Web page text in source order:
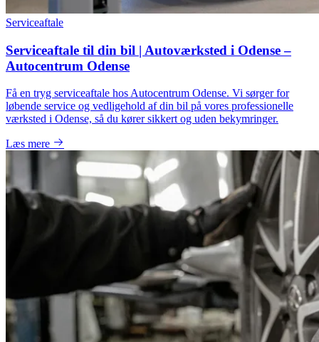
Serviceaftale
Serviceaftale til din bil | Autoværksted i Odense –
Autocentrum Odense
Få en tryg serviceaftale hos Autocentrum Odense. Vi sørger for
løbende service og vedligehold af din bil på vores professionelle
værksted i Odense, så du kører sikkert og uden bekymringer.
Læs mere